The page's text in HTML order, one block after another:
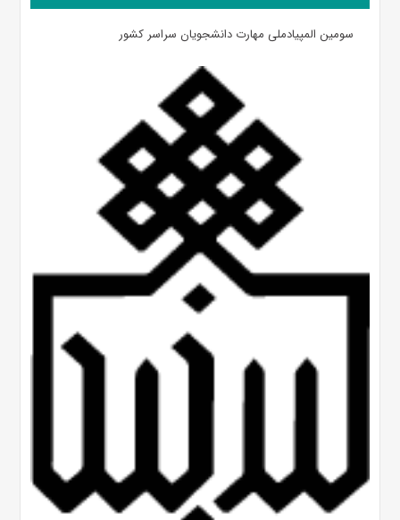
سومین المپیادملی مهارت دانشجویان سراسر کشور